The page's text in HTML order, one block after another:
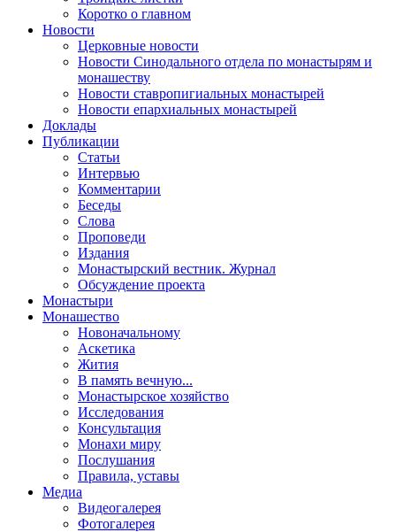
Коротко о главном
Новости
Церковные новости
Новости Синодального отдела по монастырям и
монашеству
Новости ставропигиальных монастырей
Новости епархиальных монастырей
Доклады
Публикации
Статьи
Интервью
Комментарии
Беседы
Слова
Проповеди
Издания
Монастырский вестник. Журнал
Обсуждение проекта
Монастыри
Монашество
Новоначальному
Аскетика
Жития
В память вечную...
Монастырское хозяйство
Исследования
Консультация
Монахи миру
Послушания
Правила, уставы
Медиа
Видеогалерея
Фотогалерея